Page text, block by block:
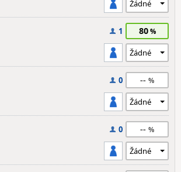
1 80
0 --
0 --